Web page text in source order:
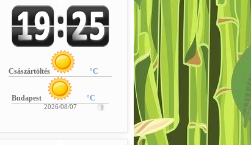
Császártöltés °C
Budapest °C
2026/08/07